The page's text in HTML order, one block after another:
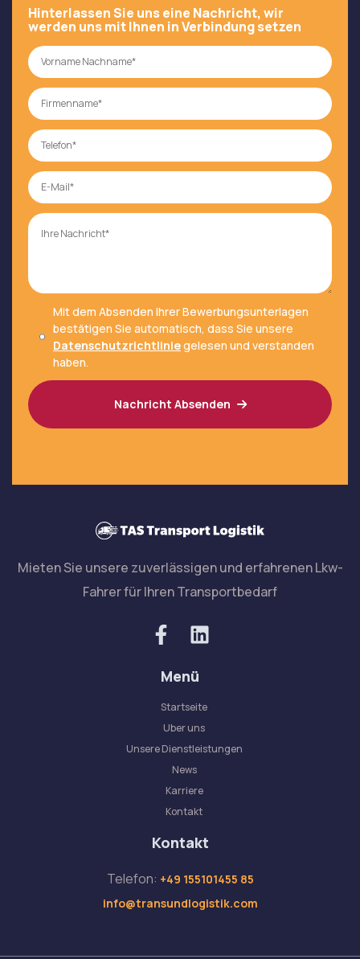
Hinterlassen Sie uns eine Nachricht, wir
werden uns mit Ihnen in Verbindung setzen
Mit dem Absenden Ihrer Bewerbungsunterlagen
bestätigen Sie automatisch, dass Sie unsere
Datenschutzrichtliniegelesen und verstanden
haben.
Nachricht Absenden
Mieten Sie unsere zuverlässigen und erfahrenen Lkw-
Fahrer für Ihren Transportbedarf
Menü
Startseite
Uber uns
Unsere Dienstleistungen
News
Karriere
Kontakt
Kontakt
Telefon: +49 155101455 85
info@transundlogistik.com